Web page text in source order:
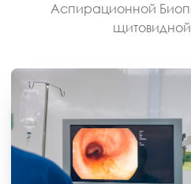
Аспирационной